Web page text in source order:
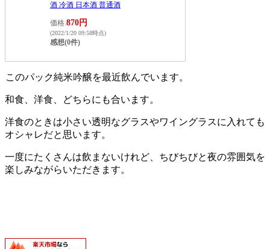
酒 冷酒 日本酒 普通酒
価格:870円
(2022/1/20 09:58時点)
感想(0件)
このパック純米吟醸を最近飲んでいます。
和食、洋食、どちらにも合います。
洋食のときは小さい透明なグラスやワイングラスに入れても
オシャレだと思います。
一度にたくさんは飲まないけれど、ちびちびと夜の雰囲気を
楽しみながらいただきます。